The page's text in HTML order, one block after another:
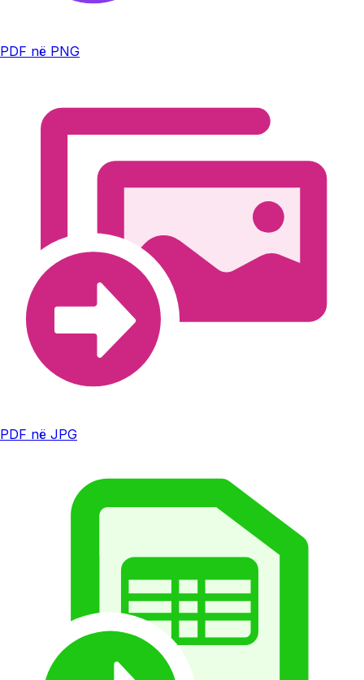
PDF në PNG
PDF në JPG